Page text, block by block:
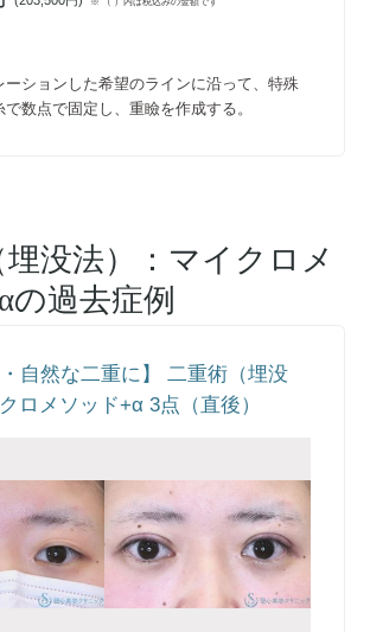
ーションした希望のラインに沿って、特殊
数点で固定し、重瞼を作成する。
没法）：マイクロメ
の過去症例
・自然な二重に】 二重術（埋没
ロメソッド+α 3点（直後）